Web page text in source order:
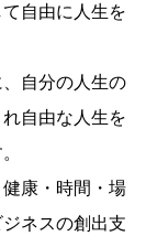
自由に人生を
自分の人生の
自由な人生を
康・時間・場
ネスの創出支